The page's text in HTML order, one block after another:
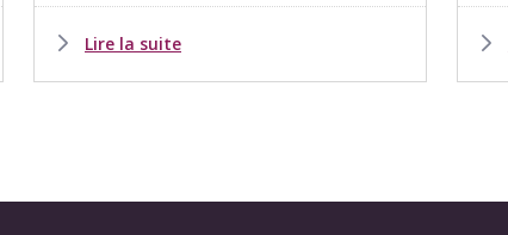
Lire la suite